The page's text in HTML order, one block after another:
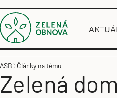
ASB Články na tému
Zelená